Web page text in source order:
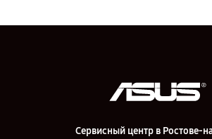
Сервисный центр в Ростове-